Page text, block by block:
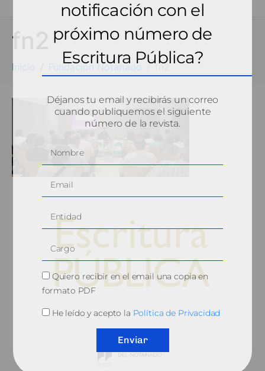
fn2
Inicio Fundación Notariado fn2
notificación con el
próximo número de
Escritura Pública?
Déjanos tu email y recibirás un correo
cuando publiquemos el siguiente
número de la revista.
Quiero recibir en el email una copia en
formato PDF
He leído y acepto la Política de Privacidad
Enviar